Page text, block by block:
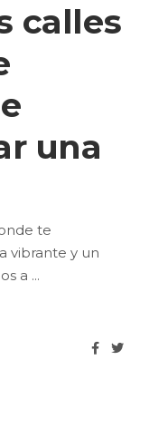
calles
una
te
vibrante y un
a